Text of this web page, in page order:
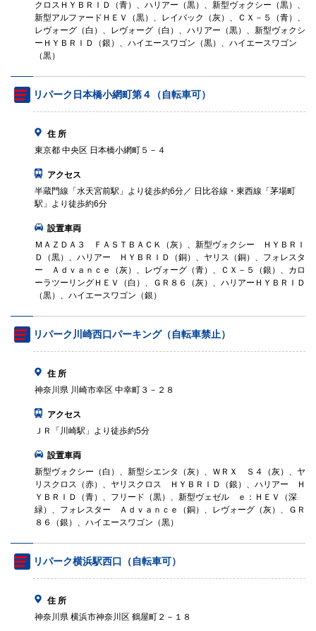
クロスＨＹＢＲＩＤ（青）、ハリアー（黒）、新型ヴォクシー（黒）、
新型アルファードＨＥＶ（黒）、レイバック（灰）、ＣＸ－５（青）、
レヴォーグ（白）、レヴォーグ（白）、ハリアー（黒）、新型ヴォクシ
ーＨＹＢＲＩＤ（銀）、ハイエースワゴン（黒）、ハイエースワゴン
（黒）
リパーク日本橋小網町第４（自転車可）
住 所
東京都 中央区 日本橋小網町５－４
アクセス
半蔵門線「水天宮前駅」より徒歩約6分／ 日比谷線・東西線「茅場町
駅」より徒歩約6分
設置車両
ＭＡＺＤＡ３ ＦＡＳＴＢＡＣＫ（灰）、新型ヴォクシー ＨＹＢＲＩ
Ｄ（黒）、ハリアー ＨＹＢＲＩＤ（銅）、ヤリス（銅）、フォレスタ
ー Ａｄｖａｎｃｅ（灰）、レヴォーグ（青）、ＣＸ－５（銀）、カロ
ーラツーリングＨＥＶ（白）、ＧＲ８６（灰）、ハリアーＨＹＢＲＩＤ
（黒）、ハイエースワゴン（銀）
リパーク川崎西口パーキング（自転車禁止）
住 所
神奈川県 川崎市幸区 中幸町３－２８
アクセス
ＪＲ「川崎駅」より徒歩約5分
設置車両
新型ヴォクシー（白）、新型シエンタ（灰）、ＷＲＸ Ｓ４（灰）、ヤ
リスクロス（赤）、ヤリスクロス ＨＹＢＲＩＤ（銀）、ハリアー Ｈ
ＹＢＲＩＤ（青）、フリード（黒）、新型ヴェゼル ｅ：ＨＥＶ（深
緑）、フォレスター Ａｄｖａｎｃｅ（銅）、レヴォーグ（灰）、ＧＲ
８６（銀）、ハイエースワゴン（黒）
リパーク横浜駅西口（自転車可）
住 所
神奈川県 横浜市神奈川区 鶴屋町２－１８